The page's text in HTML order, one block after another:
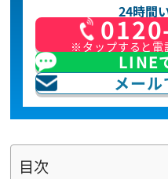
24時間
※タップすると電
LINE
メー
目次